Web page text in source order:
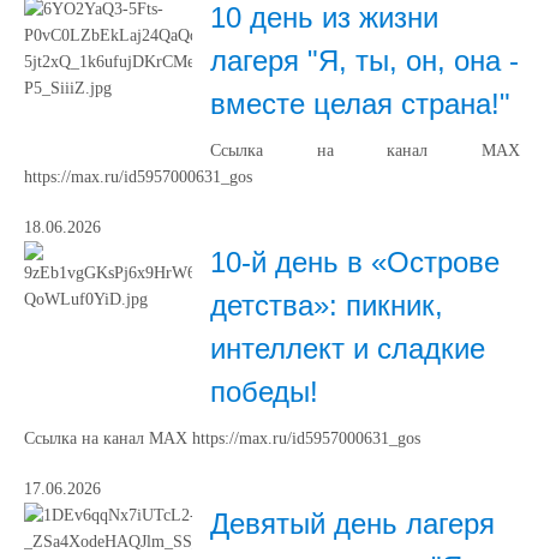
10 день из жизни
лагеря "Я, ты, он, она -
вместе целая страна!"
Ссылка на канал МАХ
https://max.ru/id5957000631_gos
18.06.2026
10-й день в «Острове
детства»: пикник,
интеллект и сладкие
победы!
Ссылка на канал МАХ https://max.ru/id5957000631_gos
17.06.2026
Девятый день лагеря